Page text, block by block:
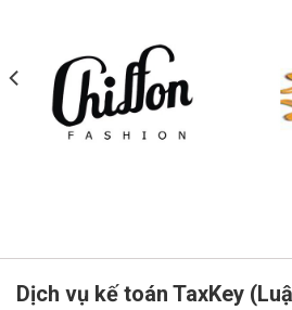
Dịch vụ kế toán TaxKey